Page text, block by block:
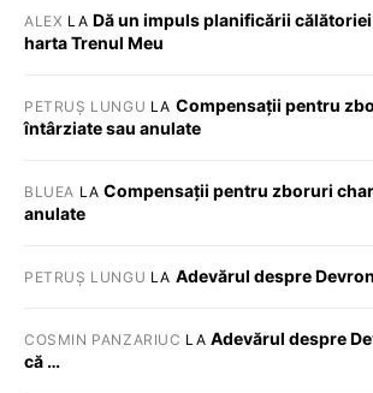
ALEX LA Dă un impuls planificării
harta Trenul Meu
PETRUȘ LUNGU LA Compensații pentru
întârziate sau anulate
BLUEA LACompensații pentru zboruri
anulate
PETRUȘ LUNGU LA Adevărul despre
COSMIN PANZARIUC LA Adevărul despre
că …